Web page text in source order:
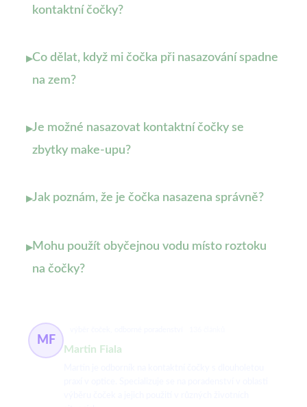
kontaktní čočky?
▸Co dělat, když mi čočka při nasazování spadne
na zem?
▸Je možné nasazovat kontaktní čočky se
zbytky make-upu?
▸Jak poznám, že je čočka nasazena správně?
▸Mohu použít obyčejnou vodu místo roztoku
na čočky?
MF
Martin Fiala